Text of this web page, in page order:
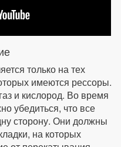
только на тех
имеются рессоры.
и кислород. Во время
убедиться, что все
сторону. Они должны
на которых